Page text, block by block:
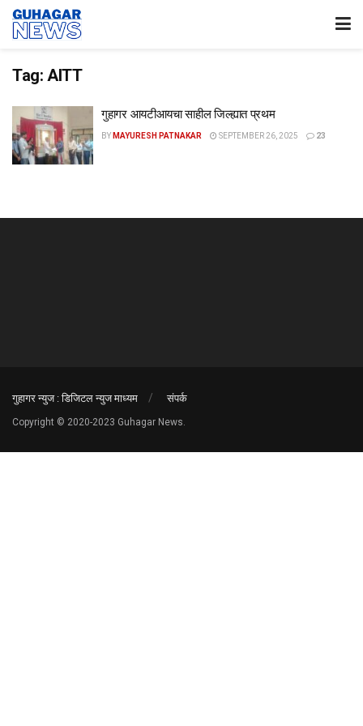
Tag: AITT
गुहागर आयटीआयचा साहील जिल्ह्यात प्रथम
BY MAYURESH PATNAKAR SEPTEMBER 26, 2025 23
गुहागर न्युज : डिजिटल न्युज माध्यम संपर्क
Copyright © 2020-2023 Guhagar News.